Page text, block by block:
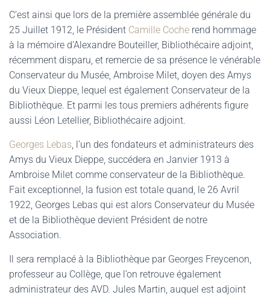
C’est ainsi que lors de la première assemblée générale du
25 Juillet 1912, le Président Camille Coche rend hommage
à la mémoire d’Alexandre Bouteiller, Bibliothécaire adjoint,
récemment disparu, et remercie de sa présence le vénérable
Conservateur du Musée, Ambroise Milet, doyen des Amys
du Vieux Dieppe, lequel est également Conservateur de la
Bibliothèque. Et parmi les tous premiers adhérents figure
aussi Léon Letellier, Bibliothécaire adjoint.
Georges Lebas, l’un des fondateurs et administrateurs des
Amys du Vieux Dieppe, succédera en Janvier 1913 à
Ambroise Milet comme conservateur de la Bibliothèque.
Fait exceptionnel, la fusion est totale quand, le 26 Avril
1922, Georges Lebas qui est alors Conservateur du Musée
et de la Bibliothèque devient Président de notre
Association.
Il sera remplacé à la Bibliothèque par Georges Freycenon,
professeur au Collège, que l’on retrouve également
administrateur des AVD. Jules Martin, auquel est adjoint